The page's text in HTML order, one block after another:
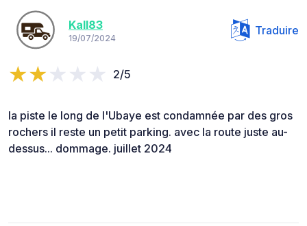
Kall83
19/07/2024
Traduire
2/5
la piste le long de l'Ubaye est condamnée par des gros
rochers il reste un petit parking. avec la route juste au-
dessus... dommage. juillet 2024